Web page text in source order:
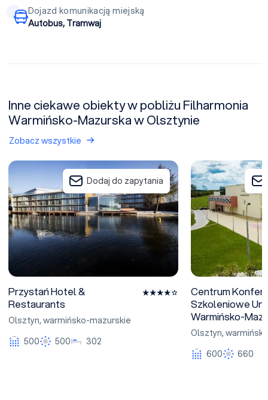
Dojazd komunikacją miejską
Autobus, Tramwaj
Inne ciekawe obiekty w pobliżu Filharmonia
Warmińsko-Mazurska w Olsztynie
Zobacz wszystkie
Przystań Hotel & Restaurants
Dodaj do zapytania
Przystań Hotel &
Restaurants
Olsztyn,warmińsko-mazurskie
500
500 302
Centrum
Centrum
Szkoleniowe
Warmińsko-
Olsztyn,
600
660